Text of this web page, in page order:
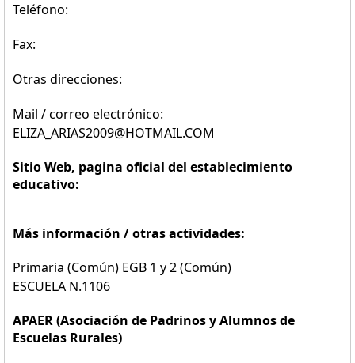
Teléfono:
Fax:
Otras direcciones:
Mail / correo electrónico:
ELIZA_ARIAS2009@HOTMAIL.COM
Sitio Web, pagina oficial del establecimiento
educativo:
Más información / otras actividades:
Primaria (Común) EGB 1 y 2 (Común)
ESCUELA N.1106
APAER (Asociación de Padrinos y Alumnos de
Escuelas Rurales)